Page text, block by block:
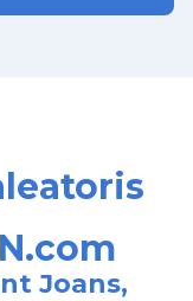
Joans,